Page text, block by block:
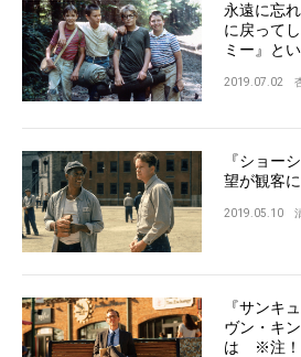
永遠に忘
に戻って
ミー』と
2019.07.02
『ショー
望が観客
2019.05.10
『サンキ
ヴン・キ
は ※注！